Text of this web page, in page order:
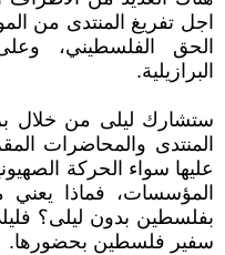
اجل تفريغ المنتدى من
الحق الفلسطيني،
البرازيلية.
ستشارك ليلى من خلال
المنتدى والمحاضرات
عليها سواء الحركة
المؤسسات، فماذا
بفلسطين بدون ليلى؟
سفير فلسطين بحضورها.